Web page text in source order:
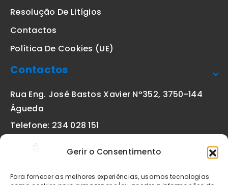
Gerir o Consentimento
Para fornecer as melhores experiências, usamos tecnologias
Resolução De Litígios
Contactos
Política De Cookies (UE)
Contactos
Rua Eng. José Bastos Xavier Nº352, 3750-144
Águeda
Telefone: 234 028 151
geral@etiquetas-online.pt